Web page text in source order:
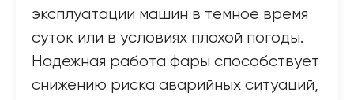
эксплуатации машин в темное время
суток или в условиях плохой погоды.
Надежная работа фары способствует
снижению риска аварийных ситуаций,